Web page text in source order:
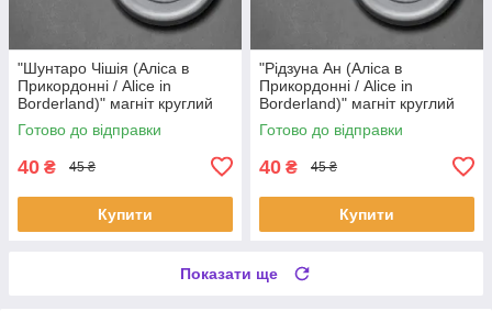
"Шунтаро Чішія (Аліса в
Прикордонні / Alice in
Borderland)" магніт круглий
Ø44 мм
Готово до відправки
40 ₴ 45 ₴
Купити
"Рідзуна Ан (Аліса в
Прикордонні / Alice in
Borderland)" магніт круглий
Ø44 мм
Готово до відправки
40 ₴ 45 ₴
Купити
Показати ще